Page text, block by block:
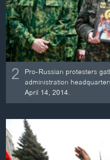
2 Pro-Russian protesters
administration
April 14, 2014.